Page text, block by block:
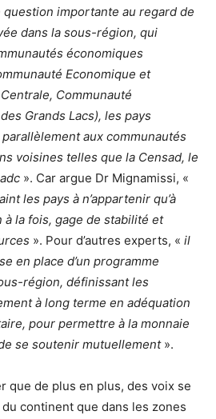
question importante au regard de
dans la sous-région, qui
économiques
Economique et
Communauté
Grands Lacs), les pays
aux communautés
voisines telles que la Censad, le
». Car argue Dr Mignamissi, «
les pays à n’appartenir qu’à
la fois, gage de stabilité et
». Pour d’autres experts, « il
en place d’un programme
région, définissant les
à long terme en adéquation
pour permettre à la monnaie
se soutenir mutuellement».
que de plus en plus, des voix se
continent que dans les zones